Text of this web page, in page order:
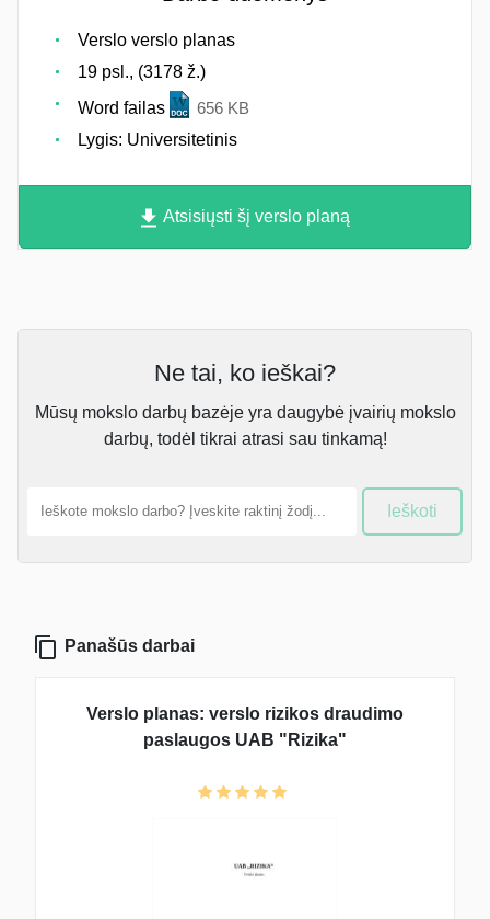
Verslo verslo planas
19 psl., (3178 ž.)
Word failas
656 KB
Lygis: Universitetinis
Atsisiųsti šį verslo planą
Ne tai, ko ieškai?
Mūsų mokslo darbų bazėje yra daugybė įvairių mokslo
darbų, todėl tikrai atrasi sau tinkamą!
Ieškoti
Panašūs darbai
Verslo planas: verslo rizikos draudimo
paslaugos UAB "Rizika"